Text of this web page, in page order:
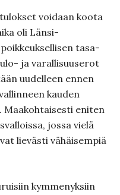
voidaan koota
oli Länsi-
tasa-
ja varallisuuserot
uudelleen ennen
kauden
eniten
jossa vielä
lievästi vähäisempiä
kymmenyksiin